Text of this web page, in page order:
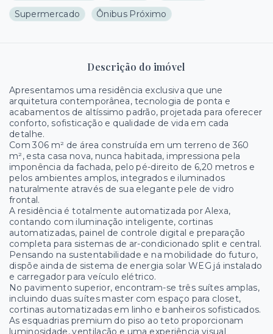
Supermercado
Ônibus Próximo
Descrição do imóvel
Apresentamos uma residência exclusiva que une
arquitetura contemporânea, tecnologia de ponta e
acabamentos de altíssimo padrão, projetada para oferecer
conforto, sofisticação e qualidade de vida em cada
detalhe.
Com 306 m² de área construída em um terreno de 360
m², esta casa nova, nunca habitada, impressiona pela
imponência da fachada, pelo pé-direito de 6,20 metros e
pelos ambientes amplos, integrados e iluminados
naturalmente através de sua elegante pele de vidro
frontal.
A residência é totalmente automatizada por Alexa,
contando com iluminação inteligente, cortinas
automatizadas, painel de controle digital e preparação
completa para sistemas de ar-condicionado split e central.
Pensando na sustentabilidade e na mobilidade do futuro,
dispõe ainda de sistema de energia solar WEG já instalado
e carregador para veículo elétrico.
No pavimento superior, encontram-se três suítes amplas,
incluindo duas suítes master com espaço para closet,
cortinas automatizadas em linho e banheiros sofisticados.
As esquadrias premium do piso ao teto proporcionam
luminosidade, ventilação e uma experiência visual